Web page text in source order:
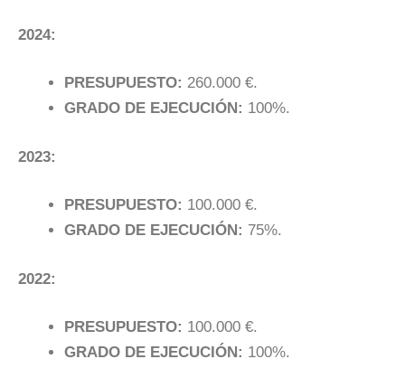
2024:
PRESUPUESTO: 260.000 €.
GRADO DE EJECUCIÓN: 100%.
2023:
PRESUPUESTO: 100.000 €.
GRADO DE EJECUCIÓN: 75%.
2022:
PRESUPUESTO: 100.000 €.
GRADO DE EJECUCIÓN: 100%.